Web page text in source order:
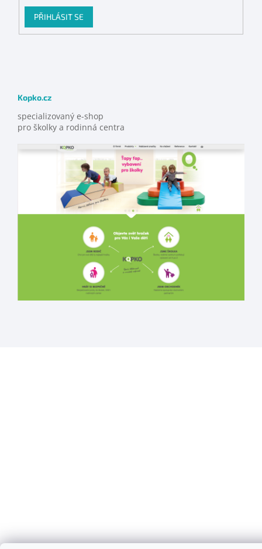
PŘIHLÁSIT SE
Kopko.cz
specializovaný e-shop
pro školky a rodinná centra